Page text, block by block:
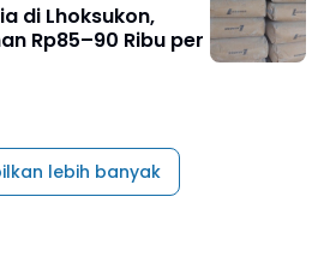
di Lhoksukon,
Rp85–90 Ribu per
lebih banyak